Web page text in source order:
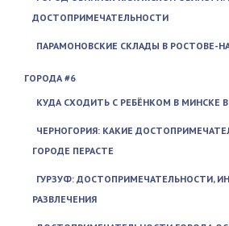
ДОСТОПРИМЕЧАТЕЛЬНОСТИ
ПАРАМОНОВСКИЕ СКЛАДЫ В РОСТОВЕ-
ГОРОДА #6
КУДА СХОДИТЬ С РЕБЁНКОМ В МИНСКЕ
ЧЕРНОГОРИЯ: КАКИЕ
ГОРОДЕ ПЕРАСТЕ
ГУРЗУФ: ДОСТОПРИМЕЧАТЕЛЬНОСТИ,
РАЗВЛЕЧЕНИЯ